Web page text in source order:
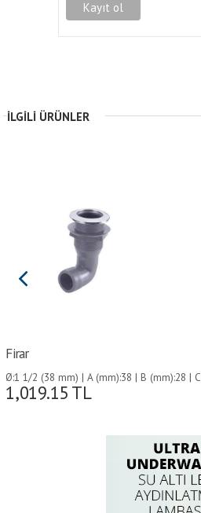
İLGILI ÜRÜNLER
Firar
Ø:1 1/2 (38 mm) | A (mm):38 | B (mm):28 | C
(mm):70 | D (mm):70 | E (mm):115 |
1,019.15 TL